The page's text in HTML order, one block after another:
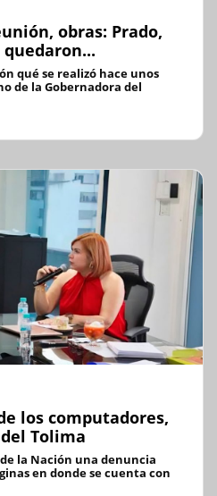
obras: Prado,
qué se realizó hace unos
de la Gobernadora del
los computadores,
Tolima
la Nación una denuncia
en donde se cuenta con